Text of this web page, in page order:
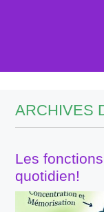
ARCHIVES
Les
quotidien!